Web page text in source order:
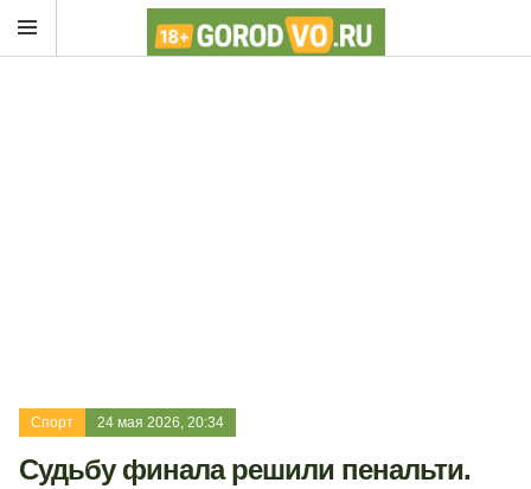
Спорт 24 мая 2026, 20:34
Судьбу финала решили пенальти.